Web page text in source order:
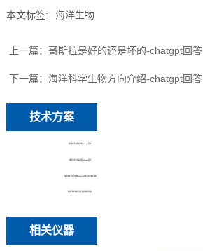
本文标签: 海洋生物
上一篇：哥斯拉是好的还是坏的-chatgpt回答
下一篇： 海洋科学生物方向介绍-chatgpt回答
技术方案
海洋科学生物方向介绍-chatgpt回答
哥斯拉算不算海洋生物-chatGPT回答真实但很不喜欢
相关仪器